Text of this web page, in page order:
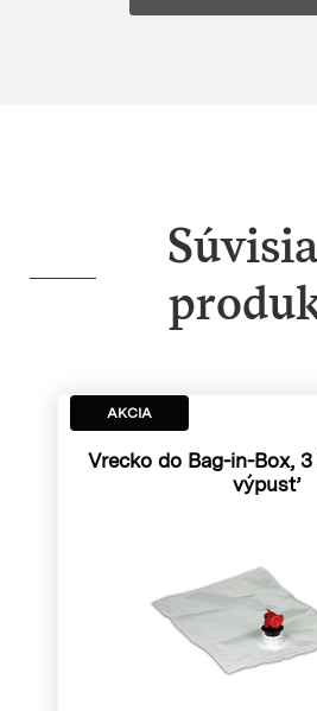
AKCIA
Vrecko do Bag-in-Box,
výpusť